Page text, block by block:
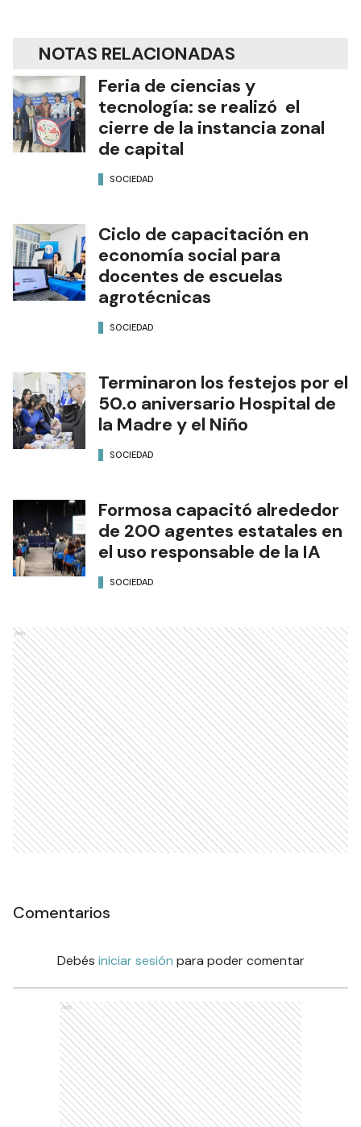
NOTAS RELACIONADAS
Feria de ciencias y
tecnología: se realizó el
cierre de la instancia zonal
de capital
SOCIEDAD
Ciclo de capacitación en
economía social para
docentes de escuelas
agrotécnicas
SOCIEDAD
Terminaron los festejos por el
50.o aniversario Hospital de
la Madre y el Niño
SOCIEDAD
Formosa capacitó alrededor
de 200 agentes estatales en
el uso responsable de la IA
SOCIEDAD
Ads
Comentarios
Debés iniciar sesión para poder comentar
Ads